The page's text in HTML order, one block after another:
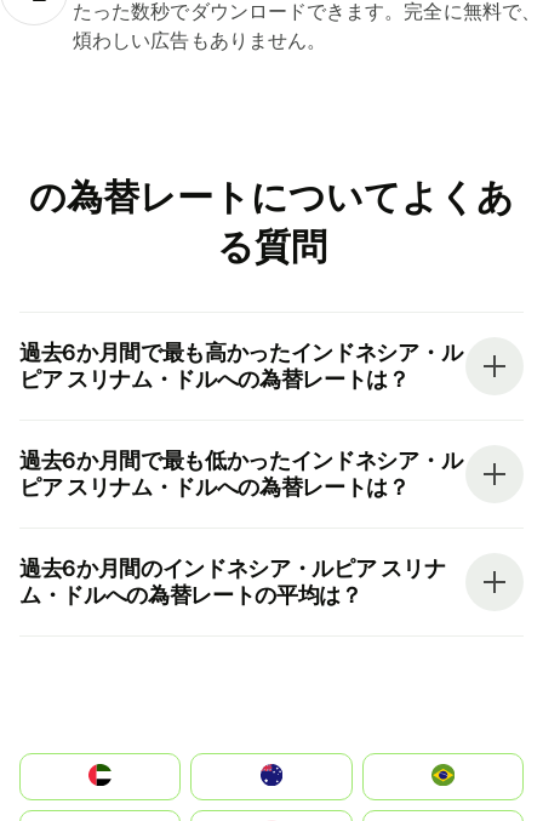
たった数秒でダウンロードできます。完全に無料で、
煩わしい広告もありません。
の為替レートについてよくあ
る質問
過去6か月間で最も高かったインドネシア・ル
ピア スリナム・ドルへの為替レートは？
過去6か月間で最も低かったインドネシア・ル
ピア スリナム・ドルへの為替レートは？
過去6か月間のインドネシア・ルピア スリナ
ム・ドルへの為替レートの平均は？
الإمارات العربية المتحدة